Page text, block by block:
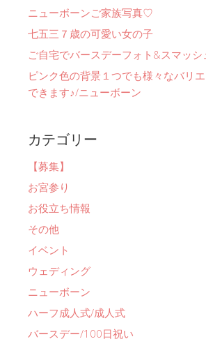
ニューボーンご家族写真♡
七五三７歳の可愛い女の子
ご自宅でバースデーフォト&スマッシ
ピンク色の背景１つでも様々なバリ
できます♪/ニューボーン
カテゴリー
【募集】
お宮参り
お役立ち情報
その他
イベント
ウェディング
ニューボーン
ハーフ成人式/成人式
バースデー/100日祝い